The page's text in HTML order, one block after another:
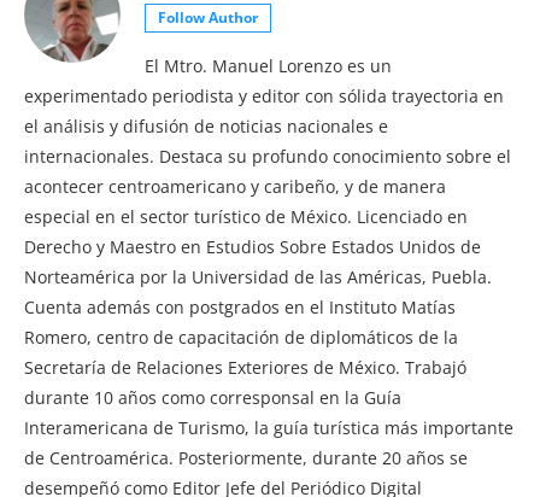
Follow Author
El Mtro. Manuel Lorenzo es un
experimentado periodista y editor con sólida trayectoria en
el análisis y difusión de noticias nacionales e
internacionales. Destaca su profundo conocimiento sobre el
acontecer centroamericano y caribeño, y de manera
especial en el sector turístico de México. Licenciado en
Derecho y Maestro en Estudios Sobre Estados Unidos de
Norteamérica por la Universidad de las Américas, Puebla.
Cuenta además con postgrados en el Instituto Matías
Romero, centro de capacitación de diplomáticos de la
Secretaría de Relaciones Exteriores de México. Trabajó
durante 10 años como corresponsal en la Guía
Interamericana de Turismo, la guía turística más importante
de Centroamérica. Posteriormente, durante 20 años se
desempeñó como Editor Jefe del Periódico Digital